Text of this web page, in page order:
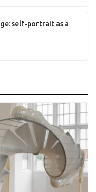
self-portrait as a